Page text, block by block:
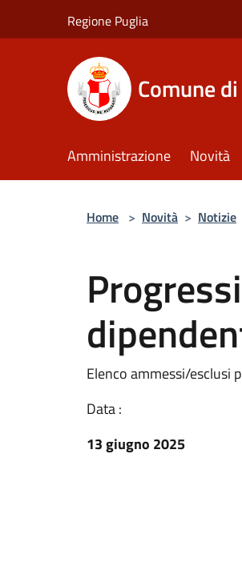
Regione Puglia
Comune
Amministrazione Novità
Home > Novità > Notizie
Elenco ammessi/esclusi
Data :
13 giugno 2025